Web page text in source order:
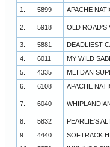
1.
5899 APACHE
2. 5918 OLD ROAD'S
3.
5881 DEADLIEST
4.
6011 MY WILD
5.
4335 MEI DAN
6.
6108 APACHE
7. 6040
8.
5832 PEARLIE'S
9.
4440 SOFTRACK